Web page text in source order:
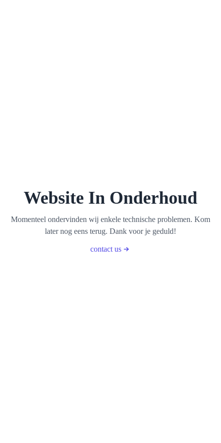
Website In Onderhoud
Momenteel ondervinden wij enkele technische problemen. Kom
later nog eens terug. Dank voor je geduld!
contact us